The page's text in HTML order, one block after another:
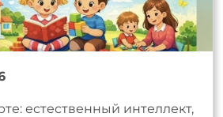
естественный интеллект,